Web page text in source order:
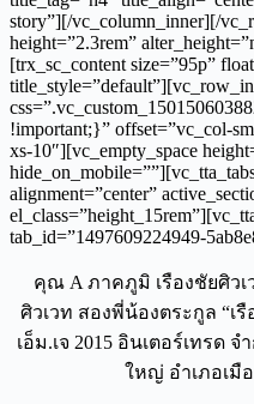
story”][/vc_column_inner][/
height=”2.3rem”
[trx_sc_content size=”95p”
!important;}” offset=”vc_col-
xs-10″][vc_empty_space
alignment=”center”
tab_id=”1497609224949-
คุณ A ภาคภูมิ เรืองชัยศิว
ศิวเวท สองพี่น้องตระกูล “เ
เอ็ม.เจ 2015 อินเตอร์เทรด
ใหญ่ อำเภอเมื